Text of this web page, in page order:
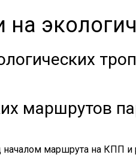
на
маршрутов
маршрута на КПП и